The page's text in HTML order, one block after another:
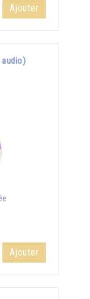
Ajouter
audio)
Ajouter